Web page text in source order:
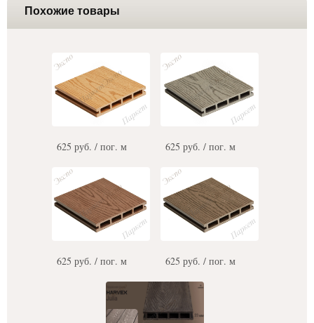
Похожие товары
625 руб. / пог. м 625 руб. / пог. м
625 руб. / пог. м 625 руб. / пог. м